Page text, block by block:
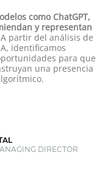
como ChatGPT,
y representan
A partir del análisis de
identificamos
para que
una presencia
DIRECTOR